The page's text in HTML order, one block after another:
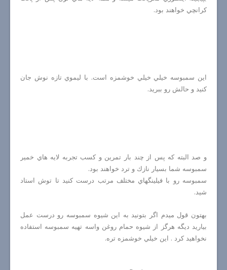
كرانچي خواهند بود.
اين سمبوسه خيلي خيلي خوشمزه است. با ليموي تازه نوش جان
كنيد و حالش رو ببريد.
و صد البته كه پس از چند بار تمرين و كسب تجربه لايه هاي خمير
سمبوسه شما بسيار نازك و ترد خواهند بود.
سمبوسه رو با فيلينگهاي مختلف مرتب درست كنيد تا توش استاد
شيد.
بهتون قول ميدم اگر بتونيد به اين شيوه سمبوسه رو درست عمل
بياريد ديگه هرگز از شيوه حمام روغن واسه تهيه سمبوسه استفاده
نخواهید كرد . اين خيلي خوشمزه تره.